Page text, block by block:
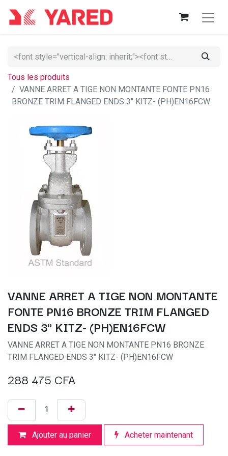
Tous les produits
VANNE ARRET A TIGE NON MONTANTE FONTE PN16
BRONZE TRIM FLANGED ENDS 3" KITZ- (PH)EN16FCW
VANNE ARRET A TIGE NON MONTANTE
FONTE PN16 BRONZE TRIM FLANGED
ENDS 3" KITZ- (PH)EN16FCW
VANNE ARRET A TIGE NON MONTANTE PN16 BRONZE
TRIM FLANGED ENDS 3" KITZ- (PH)EN16FCW
288 475 CFA
Ajouter au panier Acheter maintenant